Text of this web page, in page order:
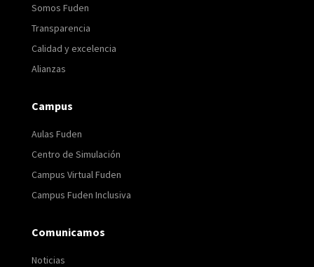
Somos Fuden
Transparencia
Calidad y excelencia
Alianzas
Campus
Aulas Fuden
Centro de Simulación
Campus Virtual Fuden
Campus Fuden Inclusiva
Comunicamos
Noticias